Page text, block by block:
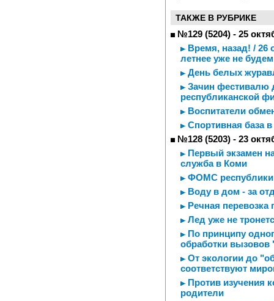
ТАКЖЕ В РУБРИКЕ
№129 (5204) - 25
Время, назад! / 26
летнее уже не будем
День белых
Зачин фестивалю
республиканской
Воспитатели
Спортивная база
№128 (5203) - 23
Первый экзамен
служба в Коми
ФОМС республики
Воду в дом - за
Речная перевозка
Лед уже не
По принципу
обработки
От экологии до
соответствуют
Против изучения
родители